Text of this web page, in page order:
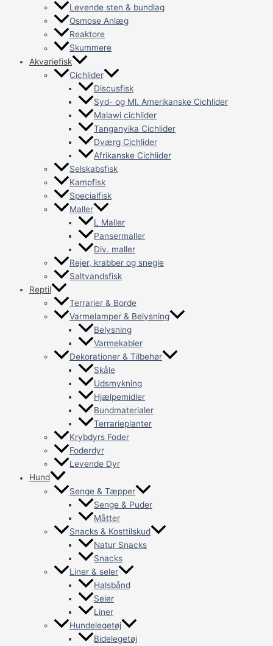
Levende sten & bundlag
Osmose Anlæg
Reaktore
Skummere
Akvariefisk
Cichlider
Discusfisk
Syd- og Ml. Amerikanske Cichlider
Malawi cichlider
Tanganyika Cichlider
Dværg Cichlider
Afrikanske Cichlider
Selskabsfisk
Kampfisk
Specialfisk
Maller
L Maller
Pansermaller
Div. maller
Rejer, krabber og snegle
Saltvandsfisk
Reptil
Terrarier & Borde
Varmelamper & Belysning
Belysning
Varmekabler
Dekorationer & Tilbehør
Skåle
Udsmykning
Hjælpemidler
Bundmaterialer
Terrarieplanter
Krybdyrs Foder
Foderdyr
Levende Dyr
Hund
Senge & Tæpper
Senge & Puder
Måtter
Snacks & Kosttilskud
Natur Snacks
Snacks
Liner & seler
Halsbånd
Seler
Liner
Hundelegetøj
Bidelegetøj